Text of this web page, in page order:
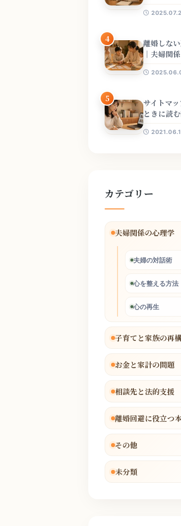
4
離婚しな
｜夫婦関
5
サイトマ
ときに読
カテゴリー
夫婦関係の心理学
夫婦の対話術
心を整える方法
心の再生
子育てと家族の再
お金と家計の問題
相談先と法的支援
離婚回避に役立つ
その他
未分類